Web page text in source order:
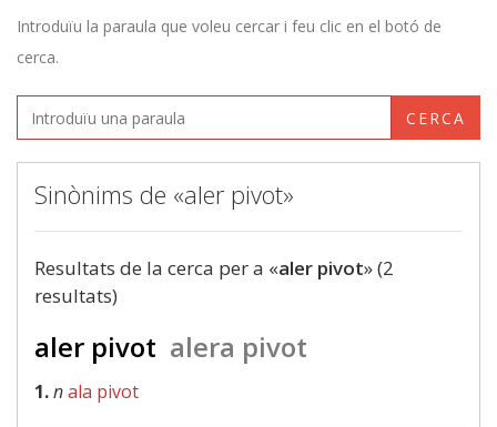
Introduïu la paraula que voleu cercar i feu clic en el botó de
cerca.
CERCA
Sinònims de «aler pivot»
Resultats de la cerca per a «aler pivot» (2
resultats)
aler pivot alera pivot
1.nala pivot